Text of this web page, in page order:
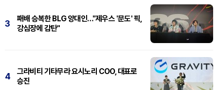
3
패배 승복한 BLG 양대인…"제우스 '문도' 픽,
강심장에 감탄"
4
그라비티 기타무라 요시노리 COO, 대표로
승진